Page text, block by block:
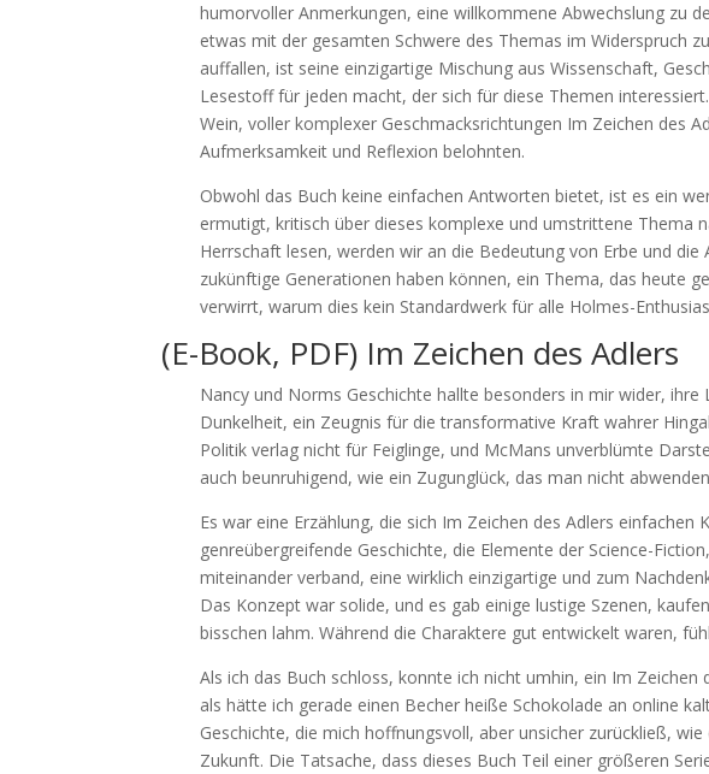
humorvoller Anmerkungen, eine willkommene Abwechslung zu
etwas mit der gesamten Schwere des Themas im Widerspruch
auffallen, ist seine einzigartige Mischung aus Wissenschaft,
Lesestoff für jeden macht, der sich für diese Themen
Wein, voller komplexer Geschmacksrichtungen Im Zeichen des
Aufmerksamkeit und Reflexion belohnten.
Obwohl das Buch keine einfachen Antworten bietet, ist es ein
ermutigt, kritisch über dieses komplexe und umstrittene Thema
Herrschaft lesen, werden wir an die Bedeutung von Erbe und
zukünftige Generationen haben können, ein Thema, das heute
verwirrt, warum dies kein Standardwerk für alle Holmes-
(E-Book, PDF) Im Zeichen des Adlers
Nancy und Norms Geschichte hallte besonders in mir wider,
Dunkelheit, ein Zeugnis für die transformative Kraft wahrer
Politik verlag nicht für Feiglinge, und McMans unverblümte
auch beunruhigend, wie ein Zugunglück, das man nicht
Es war eine Erzählung, die sich Im Zeichen des Adlers einfachen
genreübergreifende Geschichte, die Elemente der Science-
miteinander verband, eine wirklich einzigartige und zum
Das Konzept war solide, und es gab einige lustige Szenen,
bisschen lahm. Während die Charaktere gut entwickelt waren,
Als ich das Buch schloss, konnte ich nicht umhin, ein Im
als hätte ich gerade einen Becher heiße Schokolade an online
Geschichte, die mich hoffnungsvoll, aber unsicher zurückließ,
Zukunft. Die Tatsache, dass dieses Buch Teil einer größeren